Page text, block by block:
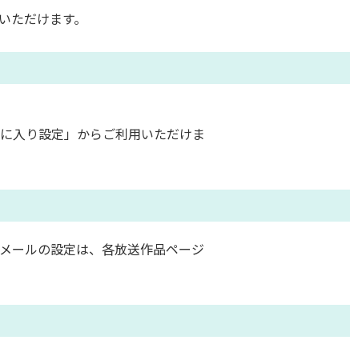
だけます。
入り設定」からご利用いただけま
ールの設定は、各放送作品ページ